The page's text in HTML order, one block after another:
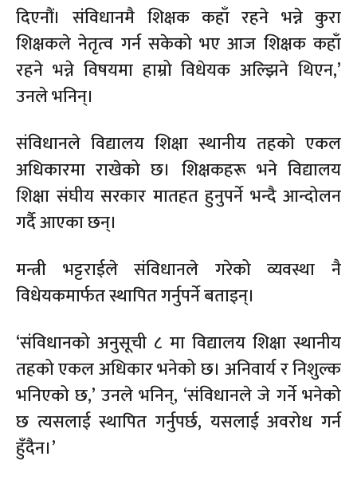
दिएनौं। संविधानमै शिक्षक कहाँ रहने भन्ने कुरा
शिक्षकले नेतृत्व गर्न सकेको भए आज शिक्षक कहाँ
रहने भन्ने विषयमा हाम्रो विधेयक अल्झिने थिएन,’
उनले भनिन्।
संविधानले विद्यालय शिक्षा स्थानीय तहको एकल
अधिकारमा राखेको छ। शिक्षकहरू भने विद्यालय
शिक्षा संघीय सरकार मातहत हुनुपर्ने भन्दै आन्दोलन
गर्दै आएका छन्।
मन्त्री भट्टराईले संविधानले गरेको व्यवस्था नै
विधेयकमार्फत स्थापित गर्नुपर्ने बताइन्।
‘संविधानको अनुसूची ८ मा विद्यालय शिक्षा स्थानीय
तहको एकल अधिकार भनेको छ। अनिवार्य र निशुल्क
भनिएको छ,’ उनले भनिन्, ‘संविधानले जे गर्ने भनेको
छ त्यसलाई स्थापित गर्नुपर्छ, यसलाई अवरोध गर्न
हुँदैन।’